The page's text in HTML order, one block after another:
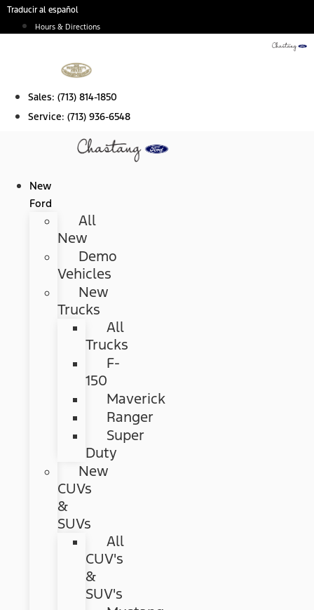
Skip
Traducir al español
Hours & Directions
Sales: (713) 814-1850
Service: (713) 936-6548
New
Ford
All
New
Demo
Vehicles
New
Trucks
All
Trucks
F-
150
Maverick
Ranger
Super
Duty
New
CUVs
&
SUVs
All
CUV's
&
SUV's